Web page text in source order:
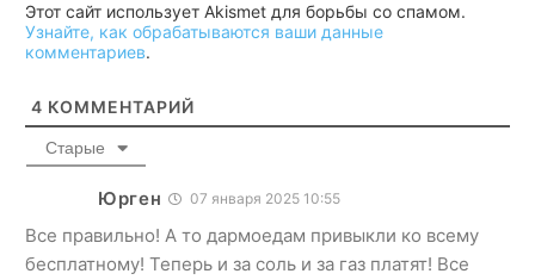
Этот сайт использует Akismet для борьбы со спамом.
Узнайте, как обрабатываются ваши данные
комментариев.
4 КОММЕНТАРИЙ
Старые
Юрген 07 января 2025 10:55
Все правильно! А то дармоедам привыкли ко всему
бесплатному! Теперь и за соль и за газ платят! Все